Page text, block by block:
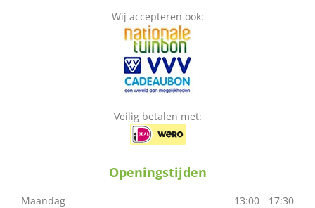
Wij accepteren ook:
Veilig betalen met:
Openingstijden
Maandag
13:00 - 17:30